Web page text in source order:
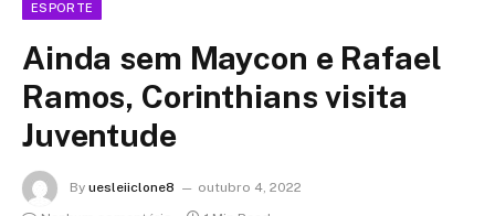
ESPORTE
Ainda sem Maycon e Rafael
Ramos, Corinthians visita
Juventude
By uesleiiclone8
outubro 4, 2022